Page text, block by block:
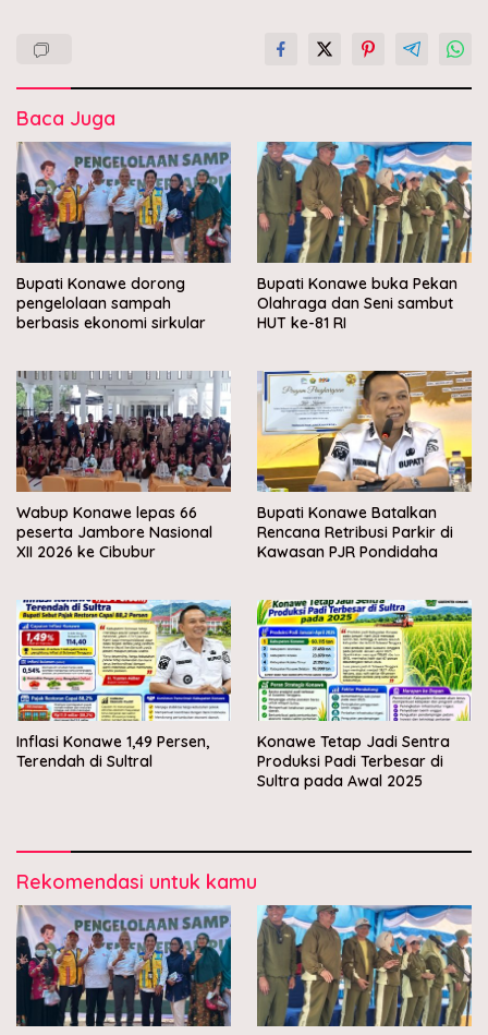
Baca Juga
Bupati Konawe dorong
pengelolaan sampah
berbasis ekonomi sirkular
Bupati Konawe buka Pekan
Olahraga dan Seni sambut
HUT ke-81 RI
Wabup Konawe lepas 66
peserta Jambore Nasional
XII 2026 ke Cibubur
Bupati Konawe Batalkan
Rencana Retribusi Parkir di
Kawasan PJR Pondidaha
Inflasi Konawe 1,49 Persen,
Terendah di Sultral
Konawe Tetap Jadi Sentra
Produksi Padi Terbesar di
Sultra pada Awal 2025
Rekomendasi untuk kamu